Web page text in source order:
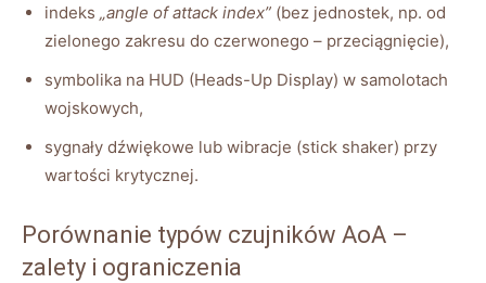
indeks „angle of attack index” (bez jednostek, np. od
zielonego zakresu do czerwonego – przeciągnięcie),
symbolika na HUD (Heads-Up Display) w samolotach
wojskowych,
sygnały dźwiękowe lub wibracje (stick shaker) przy
wartości krytycznej.
Porównanie typów czujników AoA –
zalety i ograniczenia